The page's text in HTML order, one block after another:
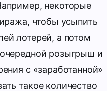
некоторые
чтобы усыпить
лотерей, а потом
розыгрыш и
с «заработанной»
такое количество